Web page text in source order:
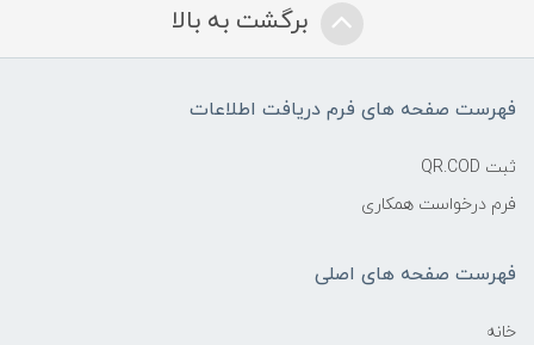
برگشت به بالا
فهرست صفحه های فرم دریافت اطلاعات
ثبت QR.COD
فرم درخواست همکاری
فهرست صفحه های اصلی
خانه